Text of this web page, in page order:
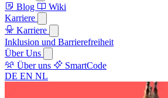
Blog
Wiki
Karriere
Karriere
Inklusion und Barrierefreiheit
Über Uns
Über uns
SmartCode
DE EN NL